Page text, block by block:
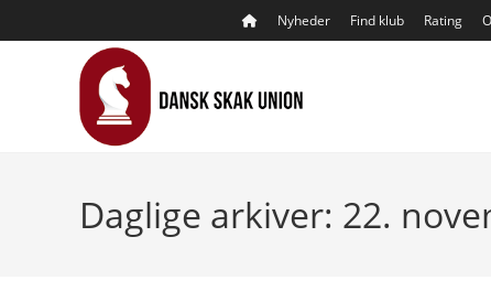
to
Nyheder Find klub Rating
Daglige arkiver: 22.